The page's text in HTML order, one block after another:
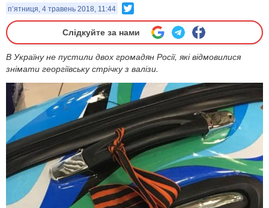
п’ятниця, 4 травень 2018, 11:44
Слідкуйте за нами
В Україну не пустили двох громадян Росії, які відмовилися
знімати георгіївську стрічку з валізи.